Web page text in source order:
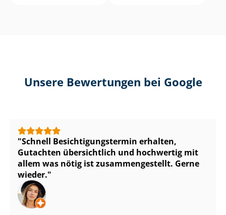
Unsere Bewertungen bei Google
Schnell Be­sich­ti­gungs­ter­min erhalten,
Gutachten übersichtlich und hochwertig mit
allem was nötig ist zu­sam­men­ge­stellt. Gerne
wieder.